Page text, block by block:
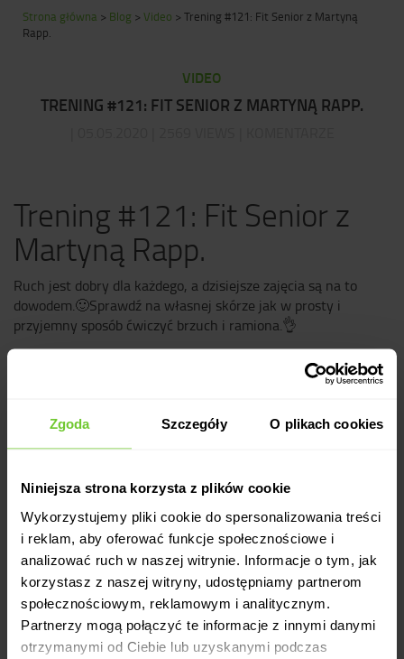
Zgoda Szczegóły O plikach cookies
Niniejsza strona korzysta z plików cookie
Wykorzystujemy pliki cookie do spersonalizowania treści
i reklam, aby oferować funkcje społecznościowe i
analizować ruch w naszej witrynie. Informacje o tym, jak
korzystasz z naszej witryny, udostępniamy partnerom
społecznościowym, reklamowym i analitycznym.
Partnerzy mogą połączyć te informacje z innymi danymi
otrzymanymi od Ciebie lub uzyskanymi podczas
Strona główna > Blog > Video > Trening #121: Fit Senior z Martyną
Rapp.
VIDEO
TRENING #121: FIT SENIOR Z MARTYNĄ RAPP.
Trening #121: Fit Senior z
Martyną Rapp.
Ruch jest dobry dla każdego, a dzisiejsze zajęcia są na to
dowodem.🙂Sprawdź na własnej skórze jak w prosty i
przyjemny sposób ćwiczyć brzuch i ramiona.👌